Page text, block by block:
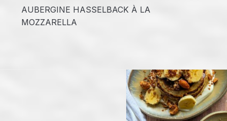
AUBERGINE HASSELBACK À LA
MOZZARELLA